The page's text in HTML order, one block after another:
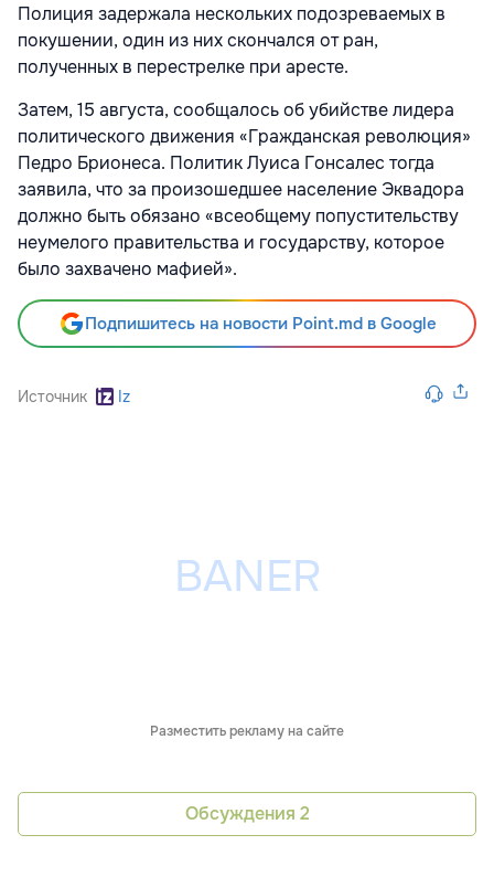
Полиция задержала нескольких подозреваемых в
покушении, один из них скончался от ран,
полученных в перестрелке при аресте.
Затем, 15 августа, сообщалось об убийстве лидера
политического движения «Гражданская революция»
Педро Брионеса. Политик Луиса Гонсалес тогда
заявила, что за произошедшее население Эквадора
должно быть обязано «всеобщему попустительству
неумелого правительства и государству, которое
было захвачено мафией».
Подпишитесь на новости Point.md в Google
Источник Iz
Разместить рекламу на сайте
Обсуждения 2